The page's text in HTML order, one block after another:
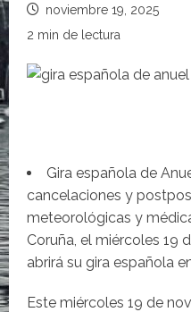
noviembre 19, 2025
2 min de lectura
Gira española de
cancelaciones y
meteorológicas y
Coruña, el miércoles 19
abrirá su gira española
Este miércoles 19 de